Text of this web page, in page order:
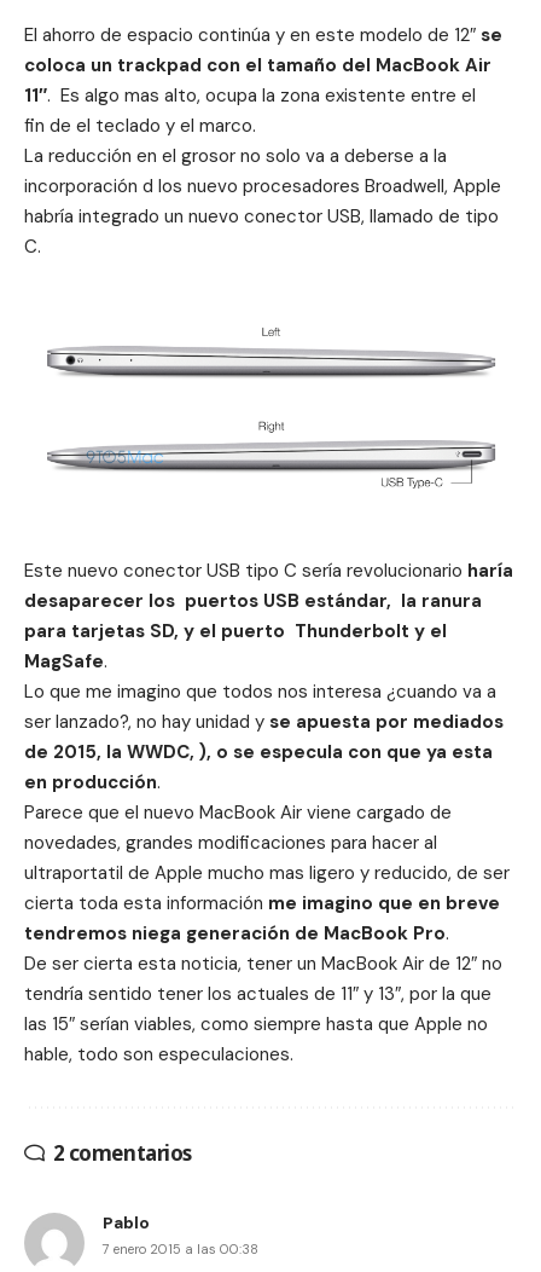
El ahorro de espacio continúa y en este modelo de 12″ se
coloca un trackpad con el tamaño del MacBook Air
11″. Es algo mas alto, ocupa la zona existente entre el
fin de el teclado y el marco.
La reducción en el grosor no solo va a deberse a la
incorporación d los nuevo procesadores Broadwell, Apple
habría integrado un nuevo conector USB, llamado de tipo
C.
Este nuevo conector USB tipo C sería revolucionario haría
desaparecer los puertos USB estándar, la ranura
para tarjetas SD, y el puerto Thunderbolt y el
MagSafe.
Lo que me imagino que todos nos interesa ¿cuando va a
ser lanzado?, no hay unidad y se apuesta por mediados
de 2015, la WWDC, ), o se especula con que ya esta
en producción.
Parece que el nuevo MacBook Air viene cargado de
novedades, grandes modificaciones para hacer al
ultraportatil de Apple mucho mas ligero y reducido, de ser
cierta toda esta información me imagino que en breve
tendremos niega generación de MacBook Pro.
De ser cierta esta noticia, tener un MacBook Air de 12″ no
tendría sentido tener los actuales de 11″ y 13″, por la que
las 15″ serían viables, como siempre hasta que Apple no
hable, todo son especulaciones.
2 comentarios
Pablo
7 enero 2015 a las 00:38